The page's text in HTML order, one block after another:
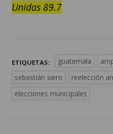
Unidas 89.7
ETIQUETAS: guatemala
sebastián siero
reelección
elecciones municipales